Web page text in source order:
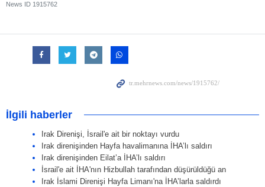
News ID 1915762
İlgili haberler
Irak Direnişi, İsrail'e ait bir noktayı vurdu
Irak direnişinden Hayfa havalimanına İHA’lı saldırı
Irak direnişinden Eilat’a İHA’lı saldırı
İsrail'e ait İHA'nın Hizbullah tarafından düşürüldüğü an
Irak İslami Direnişi Hayfa Limanı'na İHA’larla saldırdı